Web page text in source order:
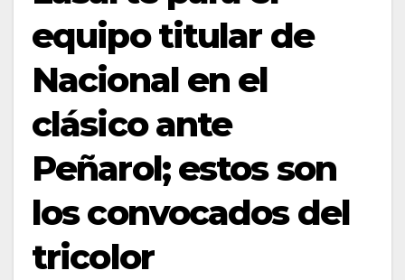
equipo titular de
Nacional en el
clásico ante
Peñarol; estos son
los convocados del
tricolor